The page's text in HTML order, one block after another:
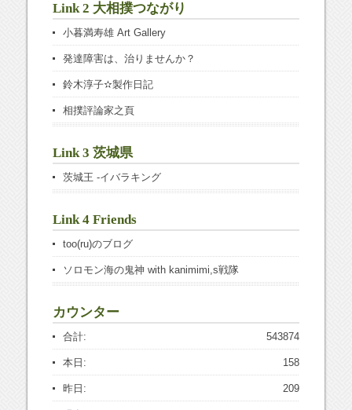
Link 2 大相撲つながり
小暮満寿雄 Art Gallery
発達障害は、治りませんか？
鈴木淳子✫製作日記
相撲評論家之頁
Link 3 茨城県
茨城王 -イバラキング
Link 4 Friends
too(ru)のブログ
ソロモン海の鬼神 with kanimimi,s戦隊
カウンター
543874
合計:
158
本日:
209
昨日: